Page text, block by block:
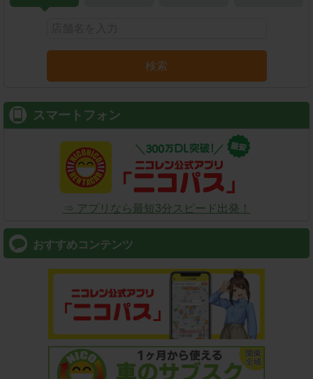
検索
スマートフォン
⇒ アプリなら最短3分スピード出発！
おすすめコンテンツ